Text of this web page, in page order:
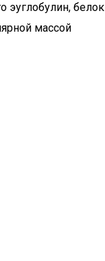
эуглобулин, белок
массой